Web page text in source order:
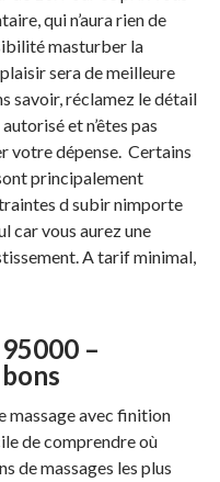
qui n’aura rien de
masturber la
plaisir sera de meilleure
savoir, réclamez le détail
et n’êtes pas
votre dépense. Certains
principalement
d subir nimporte
car vous aurez une
A tarif minimal,
–
massage avec finition
de comprendre où
de massages les plus